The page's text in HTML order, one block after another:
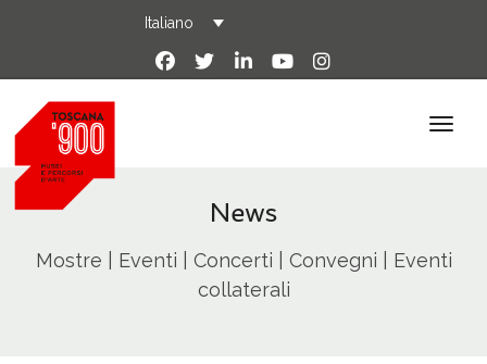
Italiano
News
Mostre | Eventi | Concerti | Convegni | Eventi
collaterali